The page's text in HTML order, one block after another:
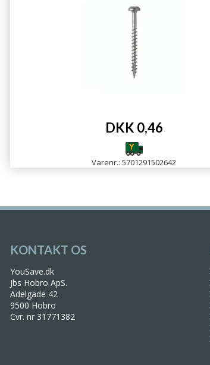
DKK 0,46
Varenr.: 5701291502642
KONTAKT OS
YouSave.dk
Jbs Hobro ApS.
Adelgade 42
9500 Hobro
Cvr. nr 31771382